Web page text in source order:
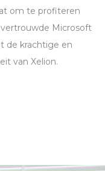
om te profiteren
Microsoft
de krachtige en
van Xelion.